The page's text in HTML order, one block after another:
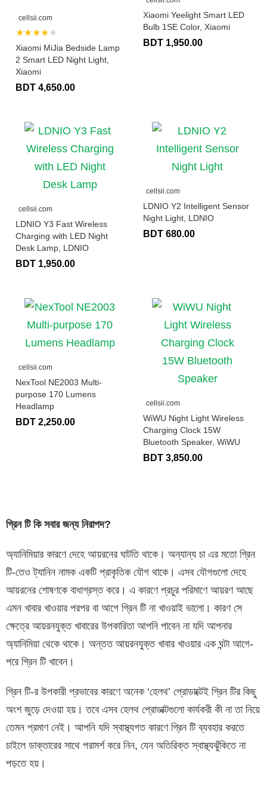
cellsii.com
★★★★★
Xiaomi MiJia Bedside Lamp
2 Smart LED Night Light,
Xiaomi
BDT 4,650.00
Xiaomi Yeelight Smart LED
Bulb 1SE Color, Xiaomi
BDT 1,950.00
cellsii.com
LDNIO Y3 Fast Wireless
Charging with LED Night
Desk Lamp, LDNIO
BDT 1,950.00
cellsii.com
LDNIO Y2 Intelligent Sensor
Night Light, LDNIO
BDT 680.00
cellsii.com
NexTool NE2003 Multi-
purpose 170 Lumens
Headlamp
BDT 2,250.00
cellsii.com
WiWU Night Light Wireless
Charging Clock 15W
Bluetooth Speaker, WiWU
BDT 3,850.00
গ্রিন টি কি সবার জন্য নিরাপদ?
অ্যানিমিয়ার কারণে দেহে আয়রনের ঘাটতি থাকে। অন্যান্য চা এর মতো গ্রিন
টি-তেও ট্যানিন নামক একটি প্রাকৃতিক যৌগ থাকে। এসব যৌগগুলো দেহে
আয়রনের শোষণকে বাধাগ্রস্ত করে। এ কারণে প্রচুর পরিমাণে আয়রণ আছে
এমন খাবার খাওয়ার পরপর বা আগে গ্রিন টি না খাওয়াই ভালো। কারণ সে
ক্ষেত্রে আয়রনযুক্ত খাবারের উপকারিতা আপনি পাবেন না যদি আপনার
অ্যানিমিয়া থেকে থাকে। অন্তত আয়রনযুক্ত খাবার খাওয়ার এক ঘন্টা আগে-
পরে গ্রিন টি খাবেন।
গ্রিন টি-র উপকারী প্রভাবের কারণে অনেক ‘হেলথ’ প্রোডাক্টেই গ্রিন টির কিছু
অংশ জুড়ে দেওয়া হয়। তবে এসব হেলথ প্রোডাক্টগুলো কার্যকরী কী না তা নিয়ে
তেমন প্রমাণ নেই। আপনি যদি স্বাস্থ্যগত কারণে গ্রিন টি ব্যবহার করতে
চাইলে ডাক্তারের সাথে পরামর্শ করে নিন, যেন অতিরিক্ত স্বাস্থ্যঝুঁকিতে না
পড়তে হয়।